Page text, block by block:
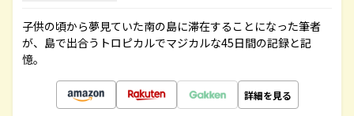
子供の頃から夢見ていた南の島に滞在することになった筆者
が、島で出合うトロピカルでマジカルな45日間の記録と記
憶。
詳細を見る